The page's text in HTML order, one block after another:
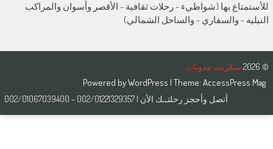
للأستمتاع بها (شواطيء - رحلات ثقافية - الأقصر وأسوان والمراكب
النيليه - والسفاري - والساحل الشمالي)
© 2026 سكربت مدونات
Powered byWordPress | Theme:AccessPress Mag
أتصل وأحجز رحلتــك الأن | 002/01221329357 – 002/01067039400